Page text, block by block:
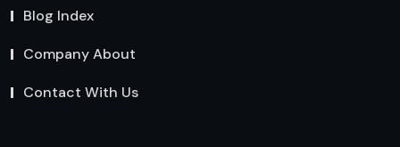
Blog Index
Company About
Contact With Us